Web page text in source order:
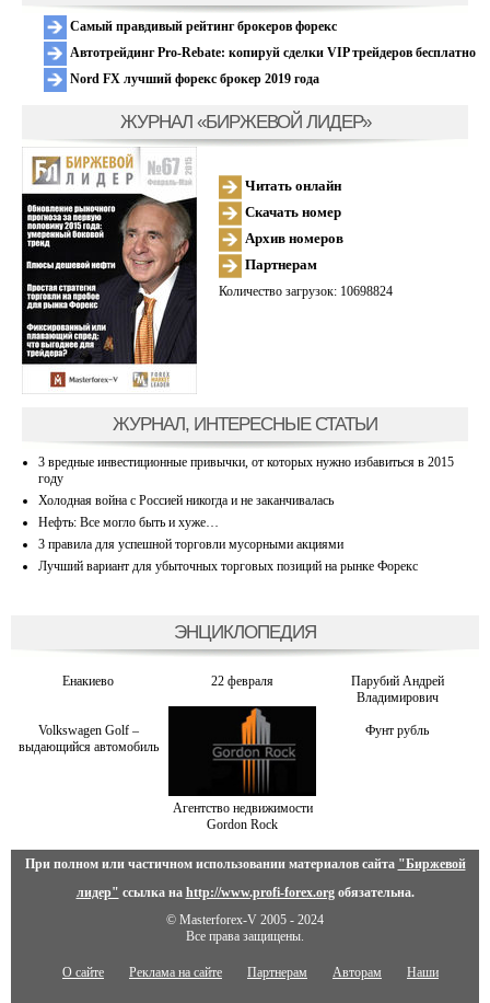
Самый правдивый рейтинг брокеров форекс
Автотрейдинг Pro-Rebate: копируй сделки VIP трейдеров бесплатно
Nord FX лучший форекс брокер 2019 года
ЖУРНАЛ «БИРЖЕВОЙ ЛИДЕР»
Читать онлайн
Скачать номер
Архив номеров
Партнерам
Количество загрузок: 10698824
ЖУРНАЛ, ИНТЕРЕСНЫЕ СТАТЬИ
3 вредные инвестиционные привычки, от которых нужно избавиться в 2015
году
Холодная война с Россией никогда и не заканчивалась
Нефть: Все могло быть и хуже…
3 правила для успешной торговли мусорными акциями
Лучший вариант для убыточных торговых позиций на рынке Форекс
ЭНЦИКЛОПЕДИЯ
Енакиево 22 февраля
Парубий Андрей
Владимирович
Volkswagen Golf –
выдающийся автомобиль
Агентство недвижимости
Gordon Rock
Фунт рубль
При полном или частичном использовании материалов сайта "Биржевой
лидер" ссылка на http://www.profi-forex.orgобязательна.
© Masterforex-V 2005 - 2024
Все права защищены.
О сайте Реклама на сайте Партнерам Авторам Наши